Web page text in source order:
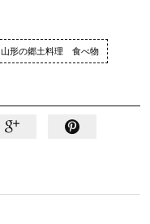
山形の郷土料理 食べ物